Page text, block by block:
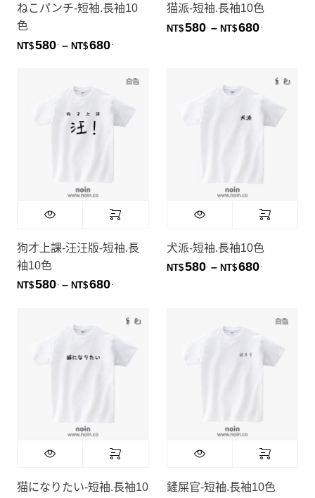
ねこパンチ-短袖.長袖10
色
NT$580 – NT$680價格範圍：NT$580. 到 NT$680.
猫派-短袖.長袖10色
NT$580 – NT$680
狗才上課-汪汪版-短袖.長
袖10色
NT$580 – NT$680價格範圍：NT$580. 到 NT$680.
犬派-短袖.長袖10色
NT$580 – NT$680
猫になりたい-短袖.長袖10
鏟屎官-短袖.長袖10色